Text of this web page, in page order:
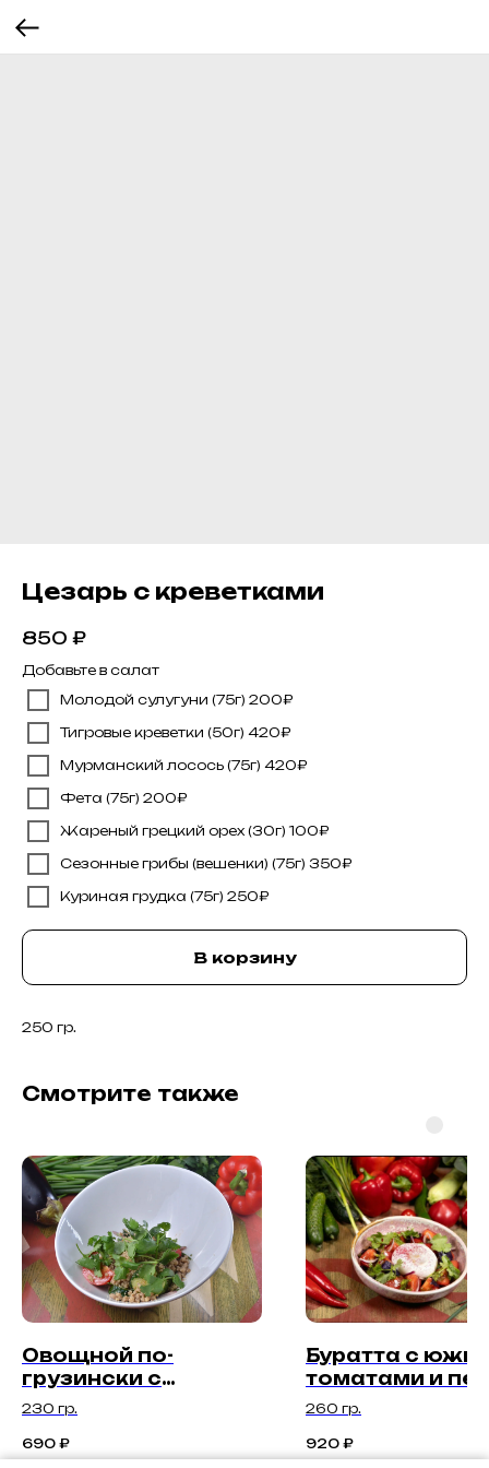
Цезарь с креветками
850 ₽
Добавьте в салат
Молодой сулугуни (75г) 200₽
Тигровые креветки (50г) 420₽
Мурманский лосось (75г) 420₽
Фета (75г) 200₽
Жареный грецкий орех (30г) 100₽
Сезонные грибы (вешенки) (75г) 350₽
Куриная грудка (75г) 250₽
В корзину
250 гр.
Смотрите также
Овощной по-
грузински с
грецким орехом
230 гр.
690 ₽
Буратта с
томатами и
из трав
260 гр.
920 ₽